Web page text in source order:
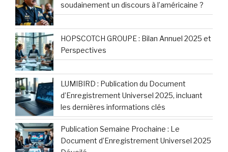
soudainement un discours à l’américaine ?
HOPSCOTCH GROUPE : Bilan Annuel 2025 et
Perspectives
LUMIBIRD : Publication du Document
d’Enregistrement Universel 2025, incluant
les dernières informations clés
Publication Semaine Prochaine : Le
Document d’Enregistrement Universel 2025